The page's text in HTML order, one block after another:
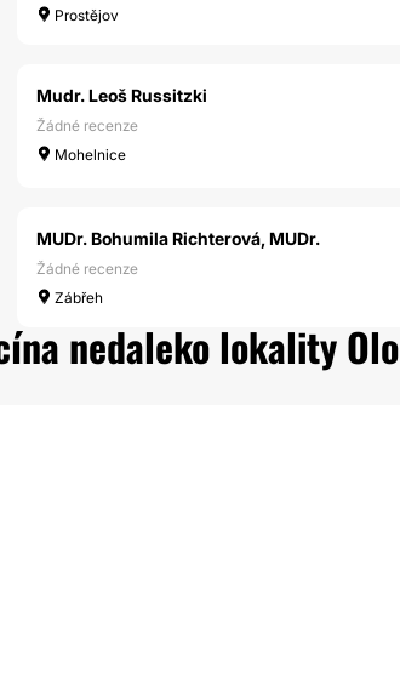
Prostějov
Mudr. Leoš Russitzki
Žádné recenze
Mohelnice
MUDr. Bohumila Richterová, MUDr.
Žádné recenze
Zábřeh
nedaleko lokality